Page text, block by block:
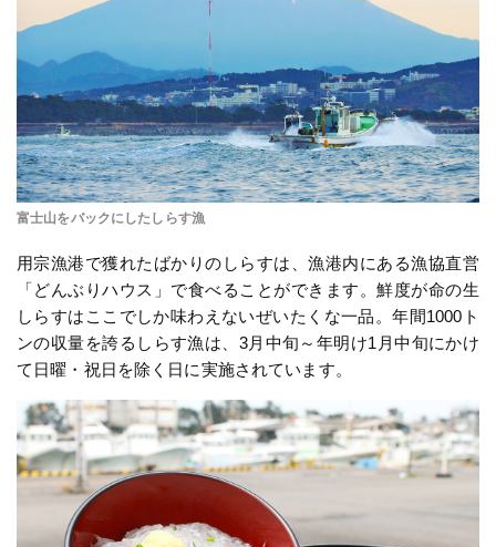
富士山をバックにしたしらす漁
用宗漁港で獲れたばかりのしらすは、漁港内にある漁協直営
「どんぶりハウス」で食べることができます。鮮度が命の生
しらすはここでしか味わえないぜいたくな一品。年間1000ト
ンの収量を誇るしらす漁は、3月中旬～年明け1月中旬にかけ
て日曜・祝日を除く日に実施されています。